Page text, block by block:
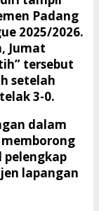
Padang
2025/2026.
Jumat
tersebut
setelah
3-0.
dalam
pelengkap
lapangan